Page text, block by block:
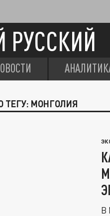
РУССКИЙ
ТЕГУ: МОНГОЛИЯ
В